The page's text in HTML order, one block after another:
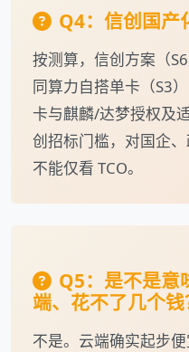
Q4：信创国产
按测算，信创方案（
同算力自搭单卡（S3
卡与麒麟/达梦授权及
创招标门槛，对国企、
不能仅看 TCO。
Q5：是不是意
端、花不了几个钱
不是。云端确实起步